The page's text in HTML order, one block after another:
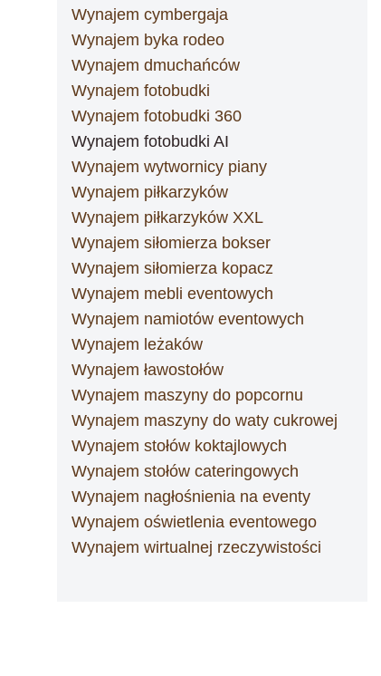
Wynajem cymbergaja
Wynajem byka rodeo
Wynajem dmuchańców
Wynajem fotobudki
Wynajem fotobudki 360
Wynajem fotobudki AI
Wynajem wytwornicy piany
Wynajem piłkarzyków
Wynajem piłkarzyków XXL
Wynajem siłomierza bokser
Wynajem siłomierza kopacz
Wynajem mebli eventowych
Wynajem namiotów eventowych
Wynajem leżaków
Wynajem ławostołów
Wynajem maszyny do popcornu
Wynajem maszyny do waty cukrowej
Wynajem stołów koktajlowych
Wynajem stołów cateringowych
Wynajem nagłośnienia na eventy
Wynajem oświetlenia eventowego
Wynajem wirtualnej rzeczywistości